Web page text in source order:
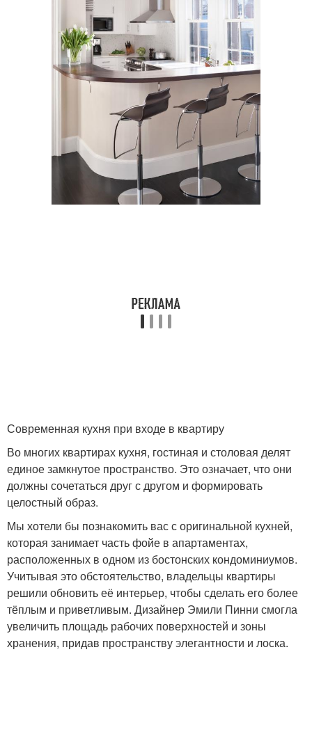
Современная кухня при входе в квартиру
Во многих квартирах кухня, гостиная и столовая делят
единое замкнутое пространство. Это означает, что они
должны сочетаться друг с другом и формировать
целостный образ.
Мы хотели бы познакомить вас с оригинальной кухней,
которая занимает часть фойе в апартаментах,
расположенных в одном из бостонских кондоминиумов.
Учитывая это обстоятельство, владельцы квартиры
решили обновить её интерьер, чтобы сделать его более
тёплым и приветливым. Дизайнер Эмили Пинни смогла
увеличить площадь рабочих поверхностей и зоны
хранения, придав пространству элегантности и лоска.